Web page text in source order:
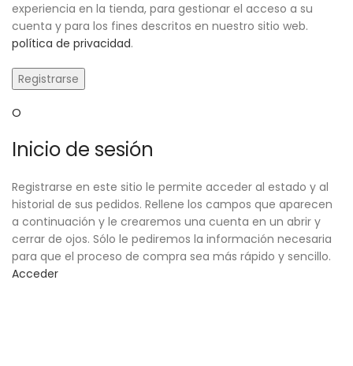
experiencia en la tienda, para gestionar el acceso a su
cuenta y para los fines descritos en nuestro sitio web.
política de privacidad.
Registrarse
O
Inicio de sesión
Registrarse en este sitio le permite acceder al estado y al
historial de sus pedidos. Rellene los campos que aparecen
a continuación y le crearemos una cuenta en un abrir y
cerrar de ojos. Sólo le pediremos la información necesaria
para que el proceso de compra sea más rápido y sencillo.
Acceder